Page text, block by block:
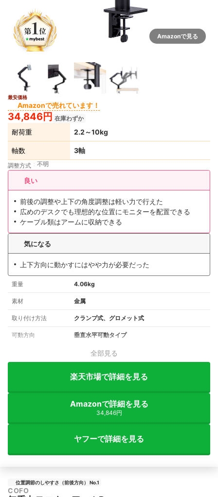
Amazonで見る
最安価格
Amazonで売れています！
34,846円 在庫わずか
耐荷重 2.2～10kg
軸数 3軸
調整方式 不明
良い
前後の調整や上下の角度調整は軽い力で行えた
広めのデスクでも理想的な位置にモニターを配置できる
ケーブル類はアームに収納できる
気になる
上下方向に動かすにはやや力が必要だった
重量 4.06kg
素材 金属
取り付け方法 クランプ式、グロメット式
可動方向 垂直水平可動タイプ
全部見る
楽天市場で詳細を見る
Amazonで詳細を見る
34,846円
ヤフーで詳細を見る
位置調節のしやすさ（前後方向） No.1
COFO